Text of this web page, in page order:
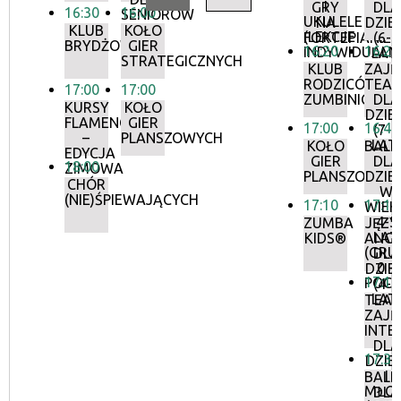
16:30
KLUB
BRYDŻOWY
17:00
KURSY
FLAMENCO
–
EDYCJA
ZIMOWA
18:00
CHÓR
(NIE)ŚPIEWAJĄCYCH
SENIORÓW
16:00
KOŁO
GIER
STRATEGICZNYCH
17:00
KOŁO
GIER
PLANSZOWYCH
I
UKULELE
(LEKCJE
GRY
NA
FORTEPIANIE
16:20
KLUB
RODZICÓW:
ZUMBINI®
17:00
KOŁO
GIER
17:10
ZUMBA
KIDS®
DLA
(6-8
LAT)
16:20
DLA
(7-9
LAT)
16:45
DLA
W
4-5
LAT
0 –
17:15
DLA
(4-5
LAT)
17:15
DLA
I
17:30
DLA